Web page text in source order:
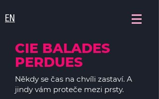
EN
CIE BALADES
PERDUES
Někdy se čas na chvíli zastaví. A
jindy vám proteče mezi prsty.